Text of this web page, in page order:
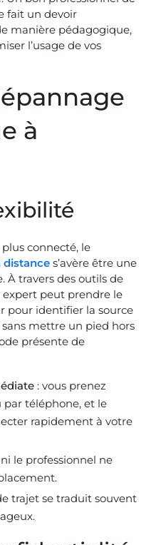
fait un devoir
manière pédagogique,
l’usage de vos
à
connecté, le
distance s’avère être une
À travers des outils de
expert peut prendre le
pour identifier la source
mettre un pied hors
présente de
: vous prenez
par téléphone, et le
rapidement à votre
le professionnel ne
trajet se traduit souvent